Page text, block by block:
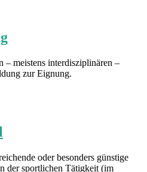
– meistens interdisziplinären –
zur Eignung.
oder besonders günstige
der sportlichen Tätigkeit (im